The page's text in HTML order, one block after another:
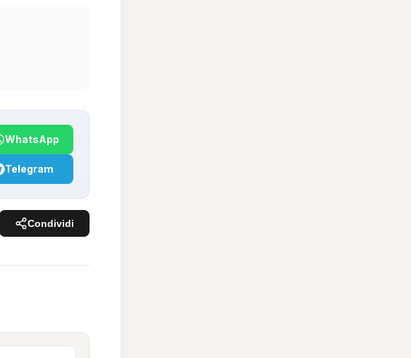
WhatsApp
Telegram
Condividi